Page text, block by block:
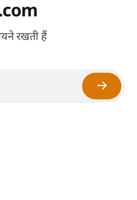
रखती हैं